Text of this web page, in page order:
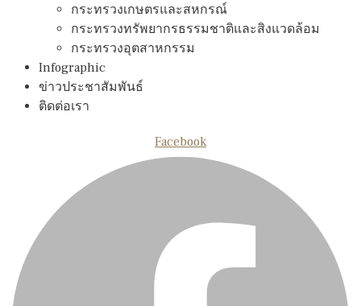
กระทรวงเกษตรและสหกรณ์
กระทรวงทรัพยากรธรรมชาติและสิงแวดล้อม
กระทรวงอุตสาหกรรม
Infographic
ข่าวประชาสัมพันธ์
ติดต่อเรา
Facebook